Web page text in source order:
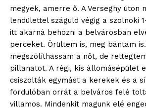
megyek, amerre ő. A Verseghy úton
lendülettel száguld végig a szolnoki
itt akarná behozni a belvárosban
perceket. Örültem is, meg bántam
megszólíthassam a nőt, de
pillanatot. A régi, kis állomásépület
csiszolták egymást a kerekek és a
fordulóban orrát a belváros felé
villamos. Mindenkit magunk elé